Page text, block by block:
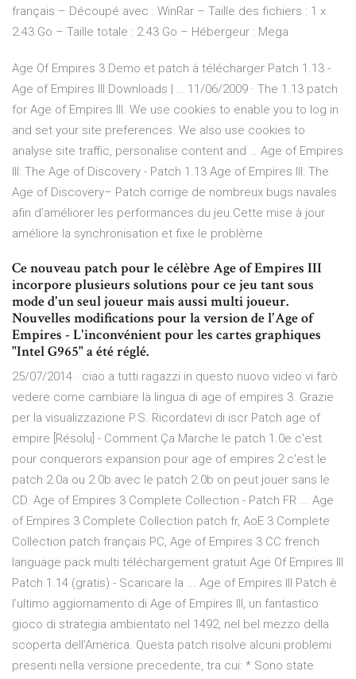
français – Découpé avec : WinRar – Taille des fichiers : 1 x
2.43 Go – Taille totale : 2.43 Go – Hébergeur : Mega
Age Of Empires 3 Demo et patch à télécharger Patch 1.13 -
Age of Empires III Downloads | … 11/06/2009 · The 1.13 patch
for Age of Empires III. We use cookies to enable you to log in
and set your site preferences. We also use cookies to
analyse site traffic, personalise content and … Age of Empires
III: The Age of Discovery - Patch 1.13 Age of Empires III: The
Age of Discovery– Patch corrige de nombreux bugs navales
afin d’améliorer les performances du jeu.Cette mise à jour
améliore la synchronisation et fixe le problème
Ce nouveau patch pour le célèbre Age of Empires III
incorpore plusieurs solutions pour ce jeu tant sous
mode d'un seul joueur mais aussi multi joueur.
Nouvelles modifications pour la version de l'Age of
Empires - L'inconvénient pour les cartes graphiques
"Intel G965" a été réglé.
25/07/2014 · ciao a tutti ragazzi in questo nuovo video vi farò
vedere come cambiare la lingua di age of empires 3. Grazie
per la visualizzazione P.S. Ricordatevi di iscr Patch age of
empire [Résolu] - Comment Ça Marche le patch 1.0e c'est
pour conquerors expansion pour age of empires 2 c'est le
patch 2.0a ou 2.0b avec le patch 2.0b on peut jouer sans le
CD. Age of Empires 3 Complete Collection - Patch FR ... Age
of Empires 3 Complete Collection patch fr, AoE 3 Complete
Collection patch français PC, Age of Empires 3 CC french
language pack multi téléchargement gratuit Age Of Empires III
Patch 1.14 (gratis) - Scaricare la ... Age of Empires III Patch è
l’ultimo aggiornamento di Age of Empires III, un fantastico
gioco di strategia ambientato nel 1492, nel bel mezzo della
scoperta dell’America. Questa patch risolve alcuni problemi
presenti nella versione precedente, tra cui: * Sono state